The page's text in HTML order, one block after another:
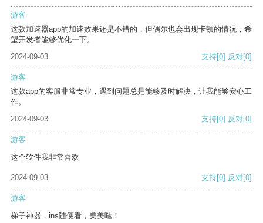
游客
这款加速器app的加速效果还是不错的，但偶尔也会出现卡顿的情况，希
望开发者能够优化一下。
2024-09-03
支持[0] 反对[0]
游客
这款app的客服非常专业，遇到问题总是能够及时解决，让我能够安心工
作。
2024-09-03
支持[0] 反对[0]
游客
这个软件我非常喜欢
2024-09-03 支持[0] 反对[0]
游客
梯子神器，ins随便看，美美哒！